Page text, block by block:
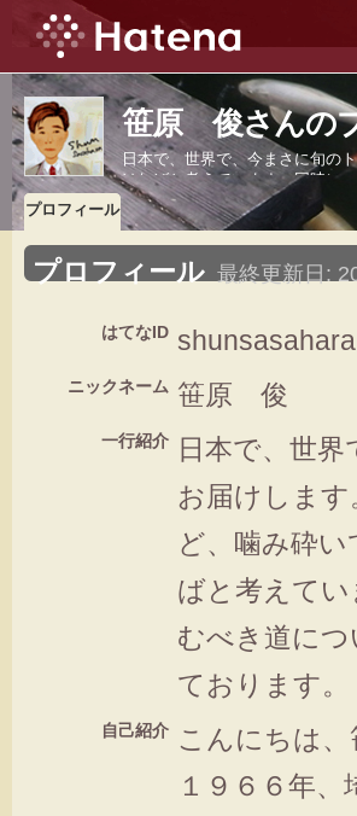
笹原 俊さんの
日本で、世界で、今まさに旬の
ければと考えています。同時に
プロフィール
プロフィール 最終更新日:
はてなID shunsasahara
ニックネーム 笹原 俊
一行紹介
日本で、世
お届けします
ど、噛み砕
ばと考えて
むべき道に
ております。
自己紹介 こんにちは、
１９６６年